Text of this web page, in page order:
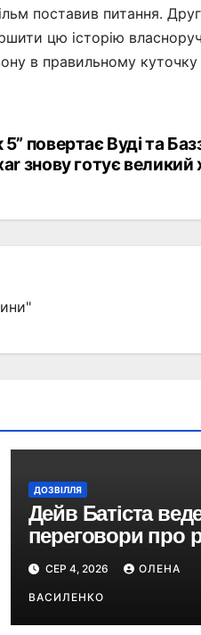
поставив питання.
цю історію
в правильному куточку
5” повертає Вуді та
знову готує великий
ДОЗВІЛЛЯ
Дейв Батіста
переговори про
Кратоса в серіалі
«God of War» від
Amazon
СЕР 4, 2026 ОЛЕНА
ВАСИЛЕНКО